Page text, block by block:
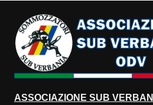
ASSOCIAZIONE SUB